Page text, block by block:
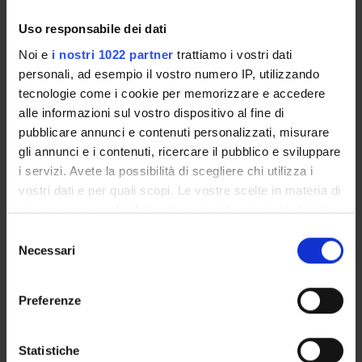
Uso responsabile dei dati
Noi e i nostri 1022 partner trattiamo i vostri dati
personali, ad esempio il vostro numero IP, utilizzando
tecnologie come i cookie per memorizzare e accedere
alle informazioni sul vostro dispositivo al fine di
pubblicare annunci e contenuti personalizzati, misurare
gli annunci e i contenuti, ricercare il pubblico e sviluppare
i servizi. Avete la possibilità di scegliere chi utilizza i
vostri dati e per quali scopi. Le vostre scelte in materia di
privacy sono applicabili solo su questa proprietà digitale
modificare o revocare il proprio consenso in qualsiasi
momento dalla Dichiarazione sui cookie o facendo clic
raccogliere informazioni sulla tua posizione
delNecessari
Preferenze
Statistiche
COLLABORATORI ESTERNI
Roberta D'Adda
Fondazione Brescia Musei
Maria Cristina Rodeschini
Accademia Carrara di Bergamo
Cultural heritage, cultural identities and memories